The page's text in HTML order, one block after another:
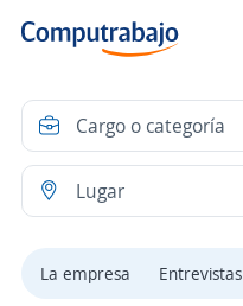
La empresa Entrevistas